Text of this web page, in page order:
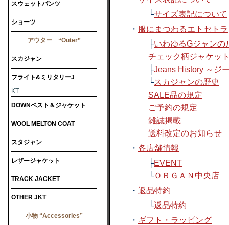
スウェットパンツ
ショーツ
アウター “Outer”
スカジャン
フライト&ミリタリーJ
KT
DOWNベスト＆ジャケット
WOOL MELTON COAT
スタジャン
レザージャケット
TRACK JACKET
OTHER JKT
小物 “Accessories”
└サイズ表記について
・ 服にまつわるエトセトラ
├いわゆるGジャンの
チェック柄ジャケッ
├Jeans History ～ジ
└スカジャンの歴史
SALE品の規定
ご予約の規定
雑誌掲載
送料改定のお知らせ
・ 各店舗情報
├EVENT
└ＯＲＧＡＮ中央店
・ 返品特約
└返品特約
・ ギフト・ラッピング